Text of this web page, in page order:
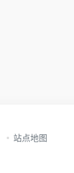
站点地图